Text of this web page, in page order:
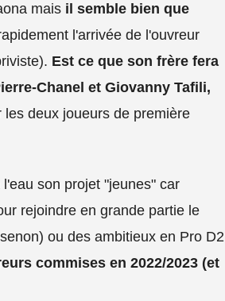
mais il semble bien que
l'arrivée de l'ouvreur
Est ce que son frère fera
Chanel et Giovanny Tafili,
deux joueurs de première
son projet "jeunes" car
rejoindre en grande partie le
ou des ambitieux en Pro D2
commises en 2022/2023 (et